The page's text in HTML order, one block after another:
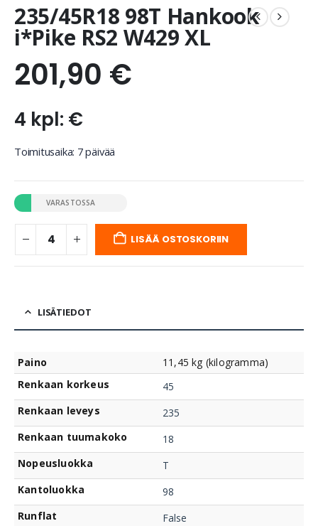
235/45R18 98T Hankook
i*Pike RS2 W429 XL
201,90 €
4 kpl: €
Toimitusaika: 7 päivää
VARASTOSSA
LISÄÄ OSTOSKORIIN
LISÄTIEDOT
Paino
11,45 kg (kilogramma)
Renkaan korkeus
45
Renkaan leveys
235
Renkaan tuumakoko
18
Nopeusluokka
T
Kantoluokka
98
Runflat
False